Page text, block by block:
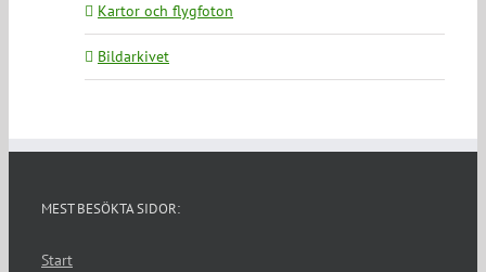
Kartor och flygfoton
Bildarkivet
MEST BESÖKTA SIDOR:
Start